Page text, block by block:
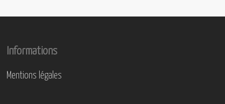
Informations
Mentions légales